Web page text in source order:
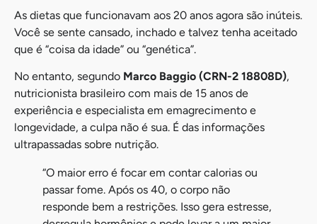
As dietas que funcionavam aos 20 anos agora são inúteis.
Você se sente cansado, inchado e talvez tenha aceitado
que é “coisa da idade” ou “genética”.
No entanto, segundo Marco Baggio (CRN-2 18808D),
nutricionista brasileiro com mais de 15 anos de
experiência e especialista em emagrecimento e
longevidade, a culpa não é sua. É das informações
ultrapassadas sobre nutrição.
“O maior erro é focar em contar calorias ou
passar fome. Após os 40, o corpo não
responde bem a restrições. Isso gera estresse,